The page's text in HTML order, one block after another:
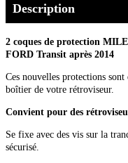
Description
2 coques de protection
FORD Transit après 2014
Ces nouvelles protections
boîtier de votre rétroviseur.
Convient pour des
Se fixe avec des vis sur la
sécurisé.